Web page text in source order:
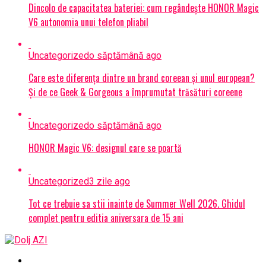
Dincolo de capacitatea bateriei: cum regândește HONOR Magic
V6 autonomia unui telefon pliabil
Uncategorizedo săptămână ago
Care este diferența dintre un brand coreean și unul european?
Și de ce Geek & Gorgeous a împrumutat trăsături coreene
Uncategorizedo săptămână ago
HONOR Magic V6: designul care se poartă
Uncategorized3 zile ago
Tot ce trebuie sa stii inainte de Summer Well 2026. Ghidul
complet pentru editia aniversara de 15 ani